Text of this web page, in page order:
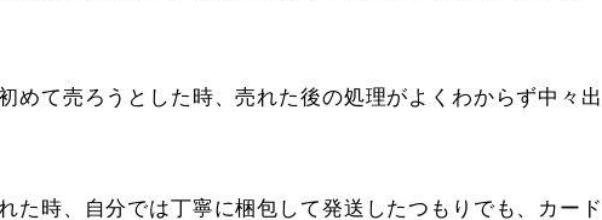
めて売ろうとした時、売れた後の処理がよくわからず中々出
た時、自分では丁寧に梱包して発送したつもりでも、カード